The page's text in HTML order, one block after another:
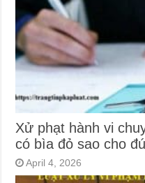
Xử phạt hành vi
có bìa đỏ sao cho
April 4, 2026